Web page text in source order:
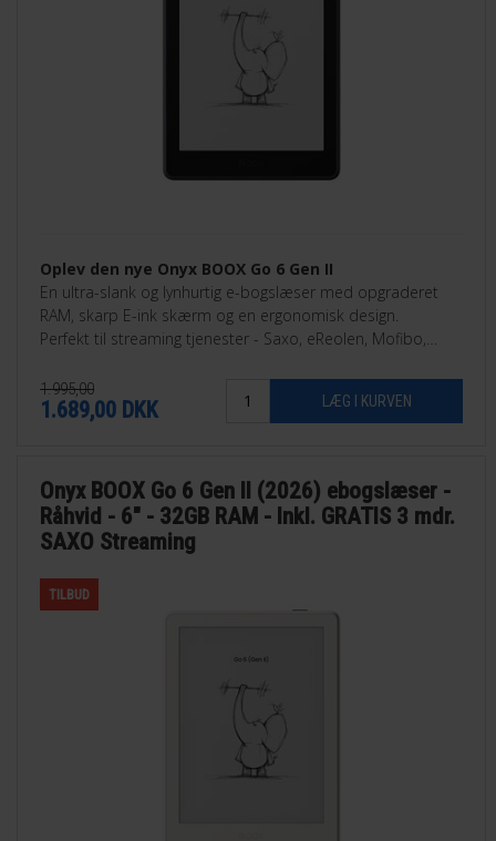
Oplev den nye Onyx BOOX Go 6 Gen II
En ultra-slank og lynhurtig e-bogslæser med opgraderet
RAM, skarp E-ink skærm og en ergonomisk design.
Perfekt til streaming tjenester - Saxo, eReolen, Mofibo,
1.995,00
1.689,00 DKK
Onyx BOOX Go 6 Gen II (2026) ebogslæser -
Råhvid - 6" - 32GB RAM - Inkl. GRATIS 3 mdr.
SAXO Streaming
TILBUD